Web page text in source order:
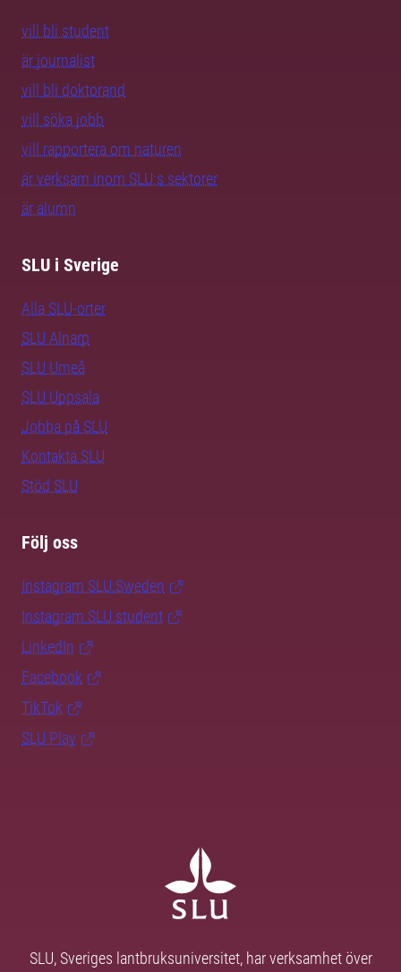
vill bli student
är journalist
vill bli doktorand
vill söka jobb
vill rapportera om naturen
är verksam inom SLU:s sektorer
är alumn
SLU i Sverige
Alla SLU-orter
SLU Alnarp
SLU Umeå
SLU Uppsala
Jobba på SLU
Kontakta SLU
Stöd SLU
Följ oss
Instagram SLU.Sweden
Instagram SLU.student
LinkedIn
Facebook
TikTok
SLU Play
SLU, Sveriges lantbruksuniversitet, har verksamhet över